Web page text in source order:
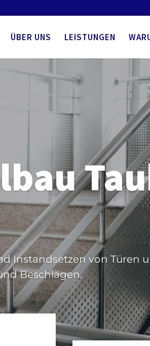
Webseite
ÜBER UNS LEISTUNGEN
Instandsetzen von Türen
Beschlägen.